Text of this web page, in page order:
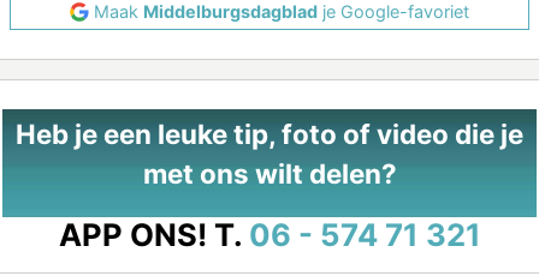
Maak Middelburgsdagblad je Google-favoriet
Heb je een leuke tip, foto of video die je
met ons wilt delen?
APP ONS! T. 06 - 574 71 321